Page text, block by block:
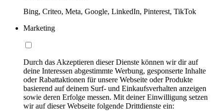
Bing, Criteo, Meta, Google, LinkedIn, Pinterest, TikTok
Marketing
Durch das Akzeptieren dieser Dienste können wir dir auf
deine Interessen abgestimmte Werbung, gesponserte Inhalte
oder Rabattaktionen für unsere Webseite oder Produkte
basierend auf deinem Surf- und Einkaufsverhalten anzeigen
sowie deren Erfolge messen. Mit deiner Einwilligung setzen
wir auf dieser Webseite folgende Drittdienste ein: